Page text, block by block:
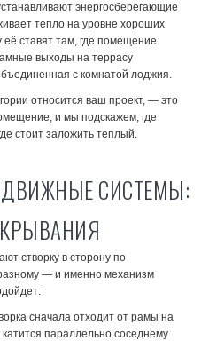
энергосберегающие
тепло на уровне хороших
ставят там, где помещение
выходы на террасу
с комнатой лоджия.
относится ваш проект, — это
и мы подскажем, где
стоит заложить теплый.
СИСТЕМЫ:
створку в сторону по
— и именно механизм
сначала отходит от рамы на
параллельно соседнему